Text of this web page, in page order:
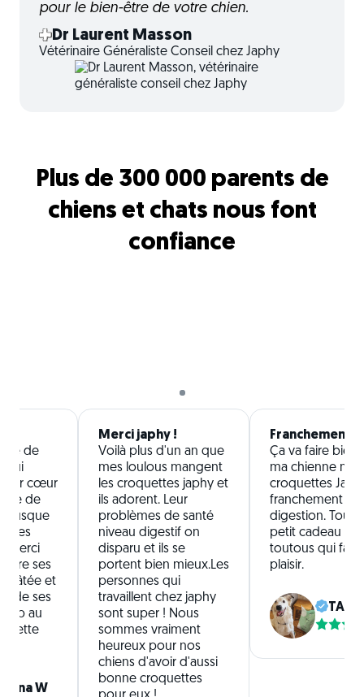
pour le bien-être de votre chien.
Dr Laurent Masson
Vétérinaire Généraliste Conseil chez Japhy
Plus de 300 000 parents de
chiens et chats nous font
confiance
de
qui
leur cœur
de
Jusque
merci
ses
pâtée et
de ses
up au
W
Merci japhy !
Voilà plus d'un an que
mes loulous mangent
les croquettes japhy et
ils adorent. Leur
problèmes de santé
niveau digestif on
disparu et ils se
portent bien mieux.Les
personnes qui
travaillent chez japhy
sont super ! Nous
sommes vraiment
heureux pour nos
chiens d'avoir d'aussi
bonne croquettes
Franchement
Ça va faire
ma chienne
croquettes
franchement
digestion. Tous
petit cadeau
toutous qui fais
plaisir.